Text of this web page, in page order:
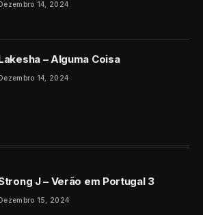
Dezembro 14, 2024
– Alguma Coisa
Dezembro 14, 2024
J – Verão em Portugal 3
Dezembro 15, 2024